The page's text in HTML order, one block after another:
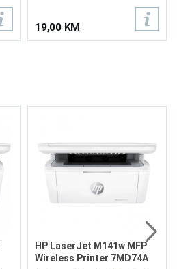
19,00 KM
HP LaserJet M141w MFP
Wireless Printer 7MD74A